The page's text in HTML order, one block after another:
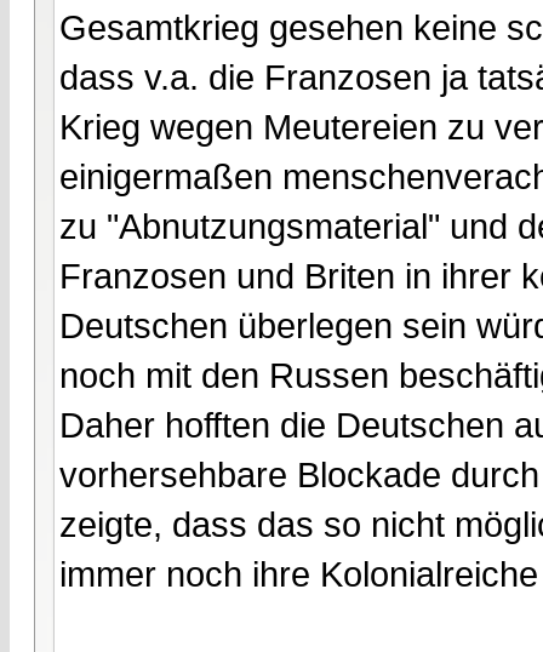
Gesamtkrieg gesehen keine
dass v.a. die Franzosen ja
Krieg wegen Meutereien zu
einigermaßen
zu "Abnutzungsmaterial" und
Franzosen und Briten in ihrer
Deutschen überlegen sein
noch mit den Russen
Daher hofften die Deutschen
vorhersehbare Blockade
zeigte, dass das so nicht
immer noch ihre